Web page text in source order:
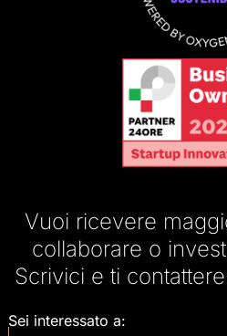
Vuoi ricevere
collaborare o
Scrivici e ti
Sei interessato a: